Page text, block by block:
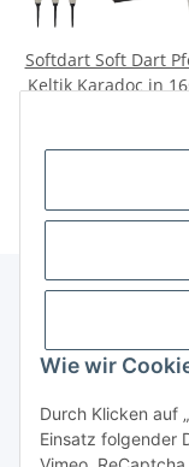
Wie wir
Durch Klicken auf
Einsatz folgender
Softdart Soft Dart
Keltik Karadoc in
Informationen
Gesetzliche